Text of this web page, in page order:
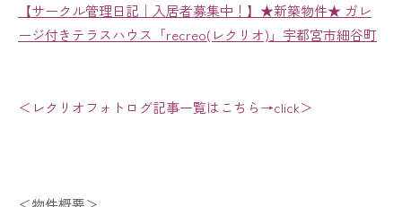
【サークル管理日記｜入居者募集中！】★新築物件★ ガレ
ージ付きテラスハウス「recreo(レクリオ)」宇都宮市細谷町
＜レクリオフォトログ記事一覧はこちら→click＞